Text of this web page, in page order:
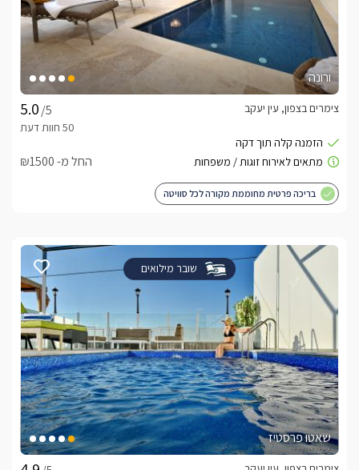
ורונה
/5
צימרים בצפון, עין יעקב
החל מ- ₪1500
בריכה פרטית מחוממת מקורה לכל סוויטה
שובר מילואים
שאטו פרסטיז